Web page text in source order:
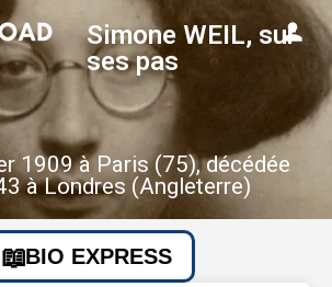
Simone WEIL, sur
ses pas
1909 à Paris (75), décédée
à Londres (Angleterre)
BIO EXPRESS